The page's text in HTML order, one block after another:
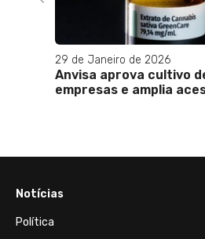
29 de Janeiro de 2026
Anvisa aprova cultivo
empresas e amplia
Notícias
Política